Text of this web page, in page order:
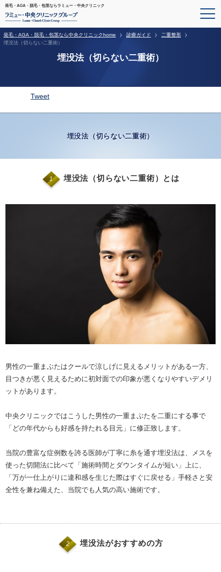
発毛・AGA・脱毛・包茎ならラミュー・中央クリニック
発毛・AGA・脱毛・包茎なら中央クリニックhome 診療ガイド
二重整形
埋没法（切らない二重術）
埋没法（切らない二重術）
Tweet
埋没法（切らない二重術）
1 埋没法（切らない二重術）とは
男性の一重まぶたはクールで涼しげに見えるメリットがある一方、
目つきが悪く見えるために初対面での印象が悪くなりやすいデメリ
ットがあります。
中央クリニックではこうした男性の一重まぶたを二重にする事で
「どの年代からも好感を持たれる目元」に修正致します。
当院の豊富な症例数を誇る医師が丁寧に糸を通す埋没法は、メスを
使った切開法に比べて「施術時間とダウンタイムが短い」上に、
「万が一仕上がりに違和感を生じた際はすぐに戻せる」手軽さと安
全性を兼ね備えた、当院でも人気の高い施術です。
2 埋没法がおすすめの方